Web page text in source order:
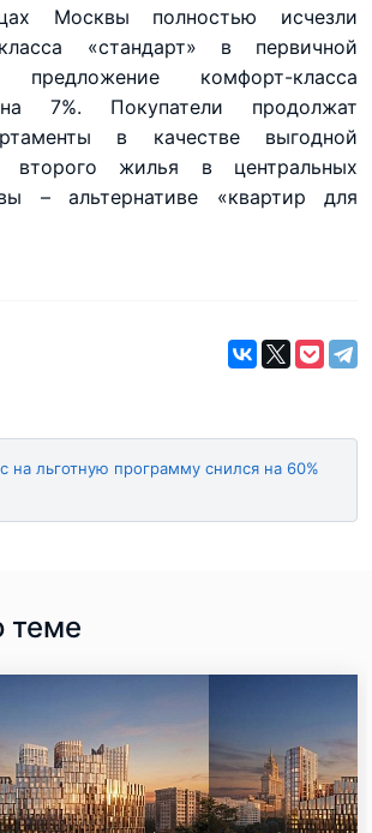
Москвы полностью исчезли
«стандарт» в первичной
комфорт-класса
7%. Покупатели продолжат
в качестве выгодной
второго жилья в центральных
– альтернативе «квартир для
на льготную программу снился на 60%
теме